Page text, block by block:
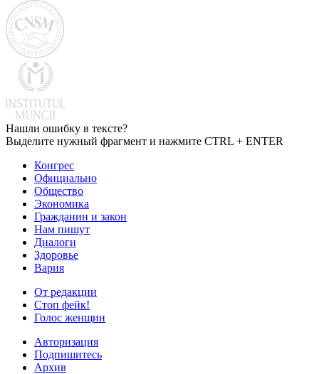
Нашли ошибку в тексте?
Выделите нужный фрагмент и нажмите CTRL + ENTER
Конгрес
Официально
Общество
Экономика
Гражданин и закон
Нам пишут
Диалоги
Здоровье
Вария
От редакции
Стоп фейк!
Голос женщин
Авторизация
Подпишитесь
Архив